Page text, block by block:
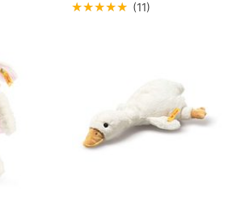
★★★★★ (11)